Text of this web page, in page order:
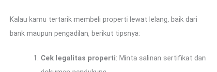
Kalau kamu tertarik membeli properti lewat lelang, baik dari
bank maupun pengadilan, berikut tipsnya:
Cek legalitas properti: Minta salinan sertifikat dan